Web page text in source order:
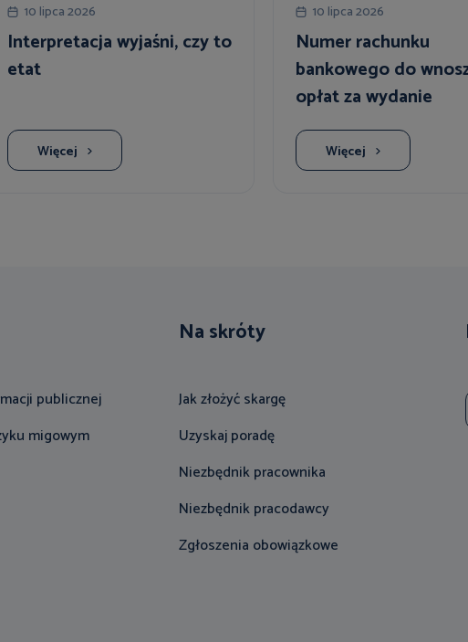
10 lipca 2026
Interpretacja wyjaśni, czy to
etat
Więcej
10 lipca 2026
Numer rachunku
bankowego do
opłat za wydanie
interpretacji
Więcej
publicznej
migowym
Na skróty
Jak złożyć skargę
Uzyskaj poradę
Niezbędnik pracownika
Niezbędnik pracodawcy
Zgłoszenia obowiązkowe